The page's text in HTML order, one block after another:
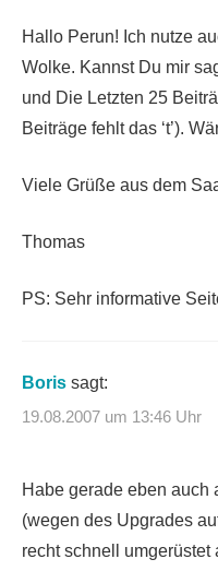
Hallo Perun! Ich nutze
Wolke. Kannst Du mir
und Die Letzten 25
Beiträge fehlt das ‘t’).
Viele Grüße aus dem
Thomas
PS: Sehr informative
Boris sagt:
19.08.2007 um 13:46 Uhr
Habe gerade eben auch
(wegen des Upgrades
recht schnell umgerüstet